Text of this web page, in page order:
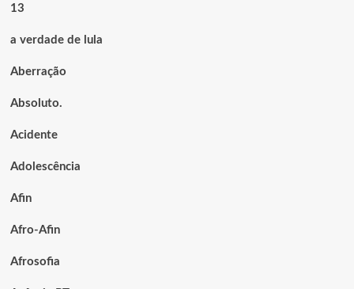
13
a verdade de lula
Aberração
Absoluto.
Acidente
Adolescência
Afin
Afro-Afin
Afrosofia